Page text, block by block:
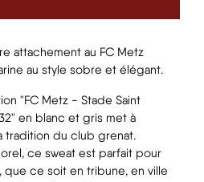
attachement au FC Metz
au style sobre et élégant.
"FC Metz - Stade Saint
en blanc et gris met à
tradition du club grenat.
ce sweat est parfait pour
ce soit en tribune, en ville